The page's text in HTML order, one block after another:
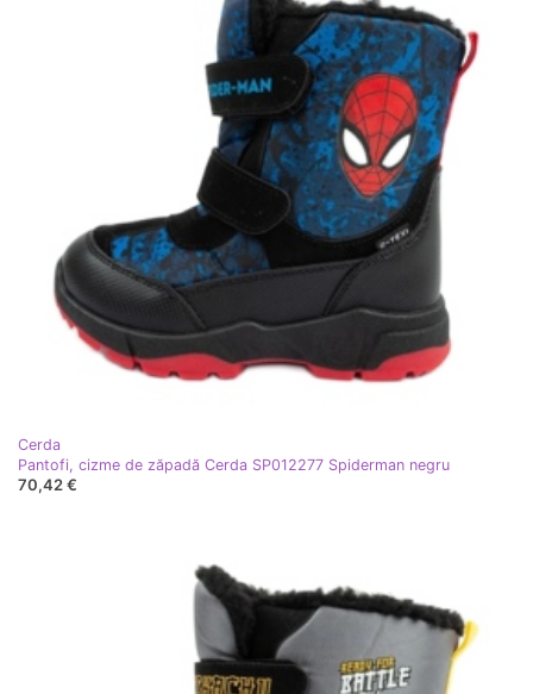
Cerda
Pantofi, cizme de zăpadă Cerda SP012277 Spiderman negru
70,42 €